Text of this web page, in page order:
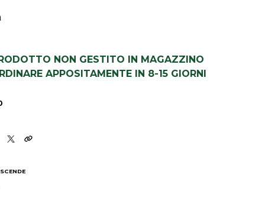
NON GESTITO IN MAGAZZINO
APPOSITAMENTE IN 8-15 GIORNI